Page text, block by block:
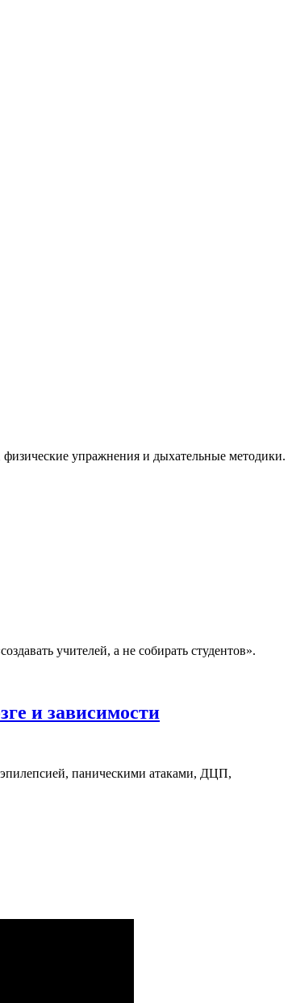
упражнения и дыхательные методики.
учителей, а не собирать студентов».
и зависимости
эпилепсией, паническими атаками, ДЦП,